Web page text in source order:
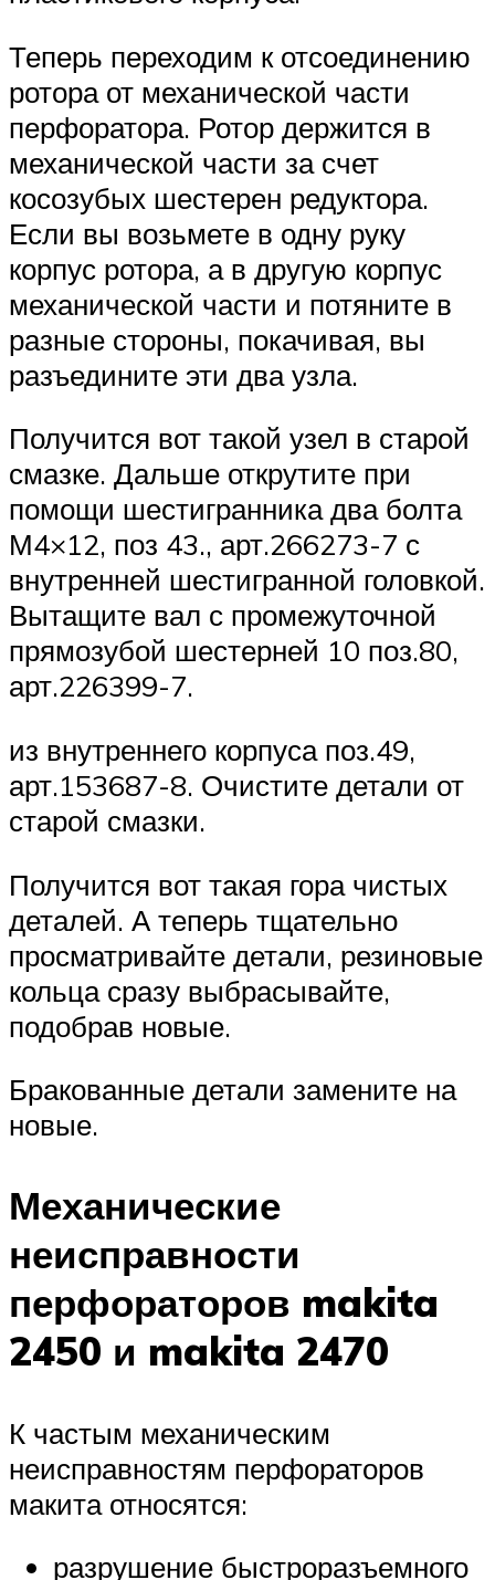
Теперь переходим к отсоединению
ротора от механической части
перфоратора. Ротор держится в
механической части за счет
косозубых шестерен редуктора.
Если вы возьмете в одну руку
корпус ротора, а в другую корпус
механической части и потяните в
разные стороны, покачивая, вы
разъедините эти два узла.
Получится вот такой узел в старой
смазке. Дальше открутите при
помощи шестигранника два болта
М4×12, поз 43., арт.266273-7 с
внутренней шестигранной головкой.
Вытащите вал с промежуточной
прямозубой шестерней 10 поз.80,
арт.226399-7.
из внутреннего корпуса поз.49,
арт.153687-8. Очистите детали от
старой смазки.
Получится вот такая гора чистых
деталей. А теперь тщательно
просматривайте детали, резиновые
кольца сразу выбрасывайте,
подобрав новые.
Бракованные детали замените на
новые.
Механические
неисправности
перфораторов makita
2450 и makita 2470
К частым механическим
неисправностям перфораторов
макита относятся:
разрушение быстроразъемного